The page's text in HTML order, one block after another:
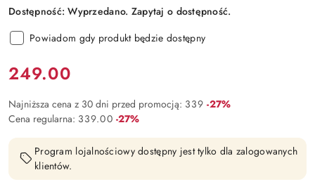
Dostępność:Wyprzedano. Zapytaj o dostępność.
Powiadom gdy produkt będzie dostępny
Cena:
249.00
Najniższa cena z 30 dni przed promocją: 339 Rabat:
-27%
Cena regularna: 339.00 Rabat:
-27%
Program lojalnościowy dostępny jest tylko dla zalogowanych
klientów.